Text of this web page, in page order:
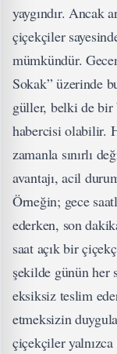
yaygındır. Ancak
çiçekçiler
mümkündür.
Sokak” üzerinde
güller, belki de bir
habercisi olabilir.
zamanla sınırlı
avantajı, acil
Örneğin; gece
ederken, son
saat açık bir
şekilde günün her
eksiksiz teslim
etmeksizin
çiçekçiler